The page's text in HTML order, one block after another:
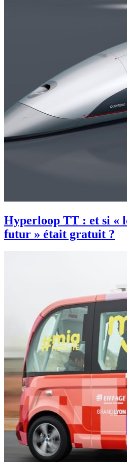
Hyperloop TT : et si «
futur » était gratuit ?